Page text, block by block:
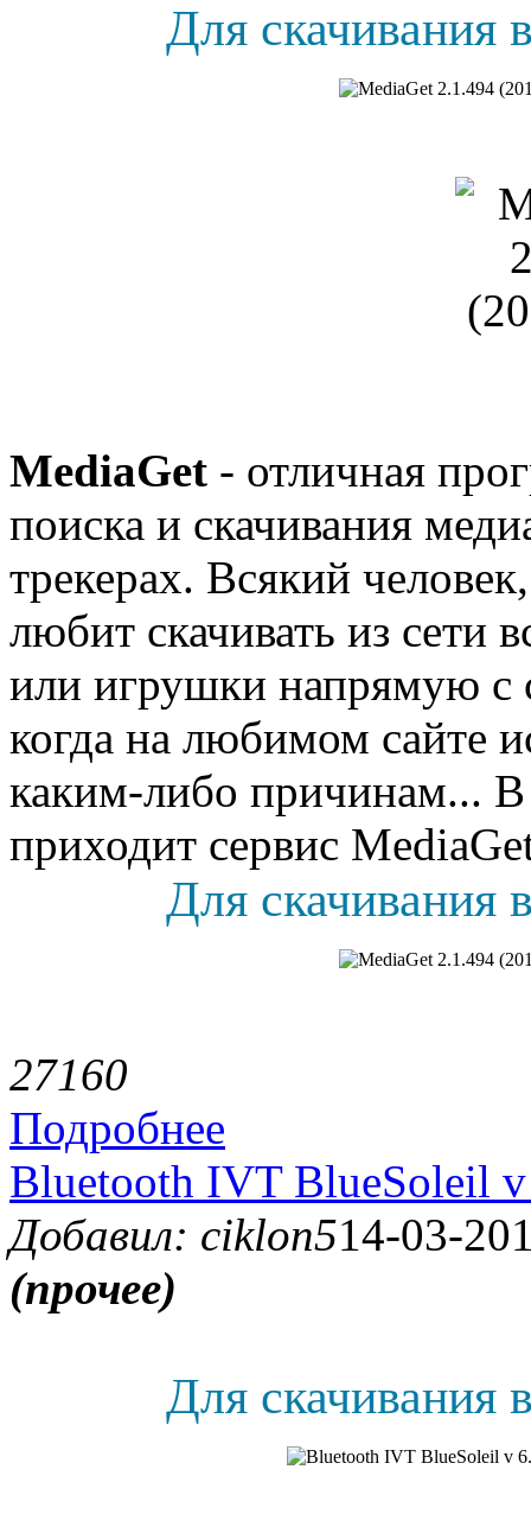
Для скачивания
MediaGet - отличная
поиска и скачивания
трекерах. Всякий
любит скачивать из
или игрушки напрямую с
когда на любимом сайте
каким-либо причинам...
приходит сервис
Для скачивания
27160
Подробнее
Bluetooth IVT BlueSoleil
Добавил: ciklon514-03-
(прочее)
Для скачивания